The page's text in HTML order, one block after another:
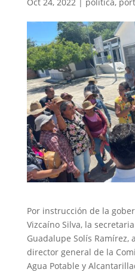
Por instrucción de la
Vizcaíno Silva, la
Guadalupe Solís Ramírez,
director general de la
Agua Potable y